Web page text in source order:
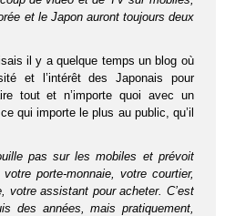
et le Japon auront toujours deux
il y a quelque temps un blog où
et l’intérêt des Japonais pour
tout et n’importe quoi avec un
qui importe le plus au public, qu’il
pas sur les mobiles et prévoit
porte-monnaie, votre courtier,
votre assistant pour acheter. C’est
des années, mais pratiquement,